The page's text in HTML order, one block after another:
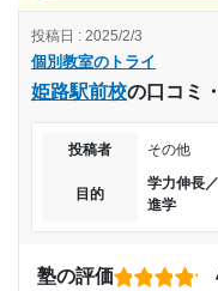
2021年6月〜2022年
入塾時の学年
受講コース
た。先生によって教え
講師の教え方
学生の先生方が多く、
塾内の環境
大変綺麗で整っている
とは特になかった。通
交通の便もよく、人通
個別教室のトライ
姫路駅前校の口コミ
投稿日 : 2025/2/3
投稿者 その他
目的
学力伸長
進学
塾の評価